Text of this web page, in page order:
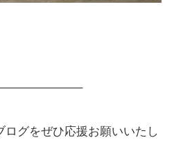
グをぜひ応援お願いいたし